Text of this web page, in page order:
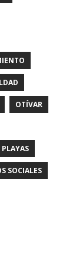
OTÍVAR
PLAYAS
SOCIALES